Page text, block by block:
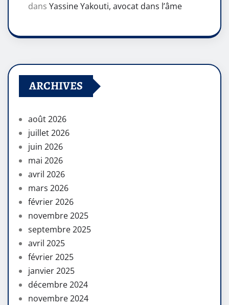
dans Yassine Yakouti, avocat dans l’âme
ARCHIVES
août 2026
juillet 2026
juin 2026
mai 2026
avril 2026
mars 2026
février 2026
novembre 2025
septembre 2025
avril 2025
février 2025
janvier 2025
décembre 2024
novembre 2024